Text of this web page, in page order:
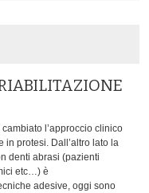
l’approccio clinico
in protesi. Dall’altro lato la
denti abrasi (pazienti
etc…) è
adesive, oggi sono